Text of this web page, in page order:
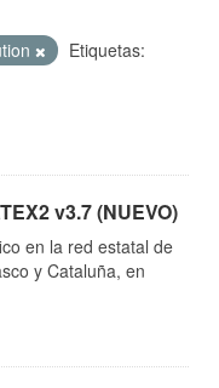
Etiquetas:
v3.7 (NUEVO)
en la red estatal de
y Cataluña, en